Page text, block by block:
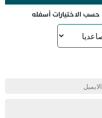
حسب الاختيارات أسفله